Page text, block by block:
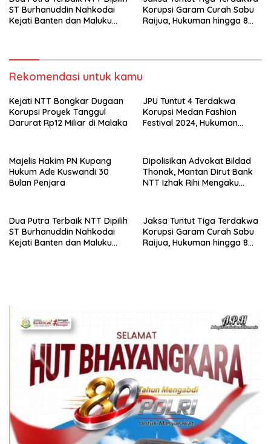
ST Burhanuddin Nahkodai
Kejati Banten dan Maluku
Korupsi Garam Curah Sabu
Raijua, Hukuman hingga 8
Rekomendasi untuk kamu
Kejati NTT Bongkar Dugaan
Korupsi Proyek Tanggul
Darurat Rp12 Miliar di Malaka
JPU Tuntut 4 Terdakwa
Korupsi Medan Fashion
Festival 2024, Hukuman
Majelis Hakim PN Kupang
Hukum Ade Kuswandi 30
Bulan Penjara
Dipolisikan Advokat Bildad
Thonak, Mantan Dirut Bank
NTT Izhak Rihi Mengaku
Dua Putra Terbaik NTT Dipilih
ST Burhanuddin Nahkodai
Kejati Banten dan Maluku
Jaksa Tuntut Tiga Terdakwa
Korupsi Garam Curah Sabu
Raijua, Hukuman hingga 8